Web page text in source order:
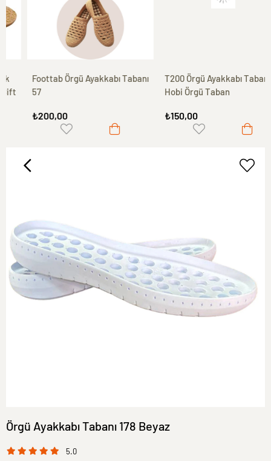
Foottab Örgü Ayakkabı Tabanı
57
₺200,00
T200 Örgü Ayakkabı Tabanı,
Hobi Örgü Taban
₺150,00
Örgü Ayakkabı Tabanı 178 Beyaz
5.0